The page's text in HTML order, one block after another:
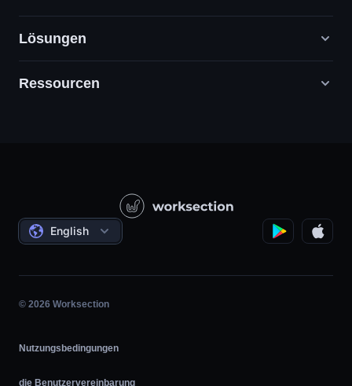
Lösungen
Digitale Marketingagenturen
Staatliche / Soziale Projekte
Projektmanagement
Stundengenaue Arbeit
Agile
Ressourcen
Bedingungen
English
© 2026 Worksection
Nutzungsbedingungen
die Benutzervereinbarung